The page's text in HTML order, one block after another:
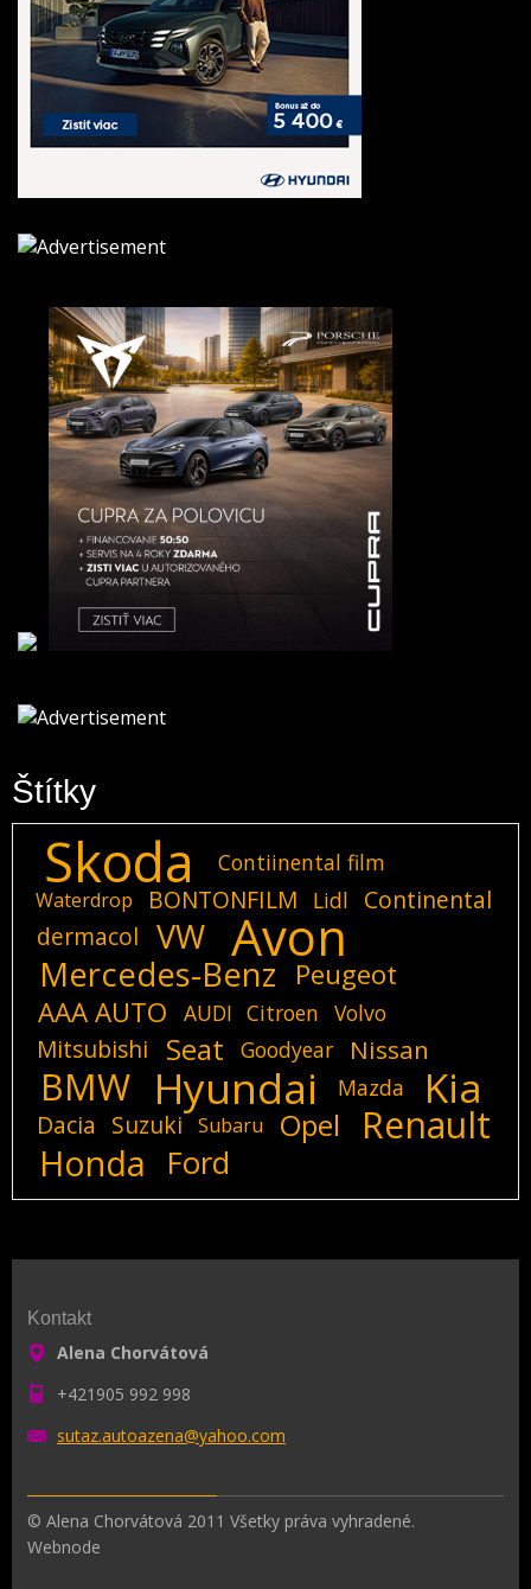
Štítky
Skoda Contiinental film
Waterdrop BONTONFILM Lidl
Continental
dermacol
VW Avon
Mercedes-Benz
Peugeot
AAA AUTO
AUDI Citroen Volvo
Mitsubishi Seat Goodyear Nissan
BMW Hyundai Mazda Kia
Dacia Suzuki Subaru Opel Renault
Honda Ford
Kontakt
Alena Chorvátová
+421905 992 998
sutaz.autoazena@yahoo.com
© Alena Chorvátová 2011 Všetky práva vyhradené.
Webnode